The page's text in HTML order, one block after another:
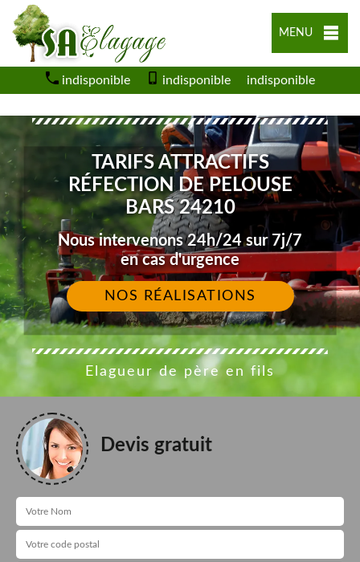
MENU
indisponible indisponible indisponible
TARIFS ATTRACTIFS
RÉFECTION DE PELOUSE
BARS 24210
Nous intervenons 24h/24 sur 7j/7
en cas d'urgence
NOS RÉALISATIONS
Elagueur de père en fils
Devis gratuit